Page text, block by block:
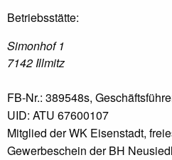
Betriebsstätte:
Simonhof 1
7142 Illmitz
FB-Nr.: 389548s,
UID: ATU 67600107
Mitglied der WK Eisenstadt,
Gewerbeschein der BH